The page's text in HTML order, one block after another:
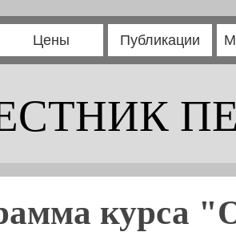
Цены Публикации
курса